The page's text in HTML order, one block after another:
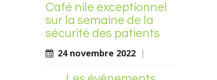
Café nile exceptionnel
sur la semaine de la
sécurité des patients
24 novembre 2022 |